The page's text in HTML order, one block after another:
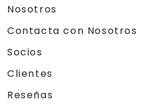
Nosotros
Contacta con Nosotros
Socios
Clientes
Reseñas